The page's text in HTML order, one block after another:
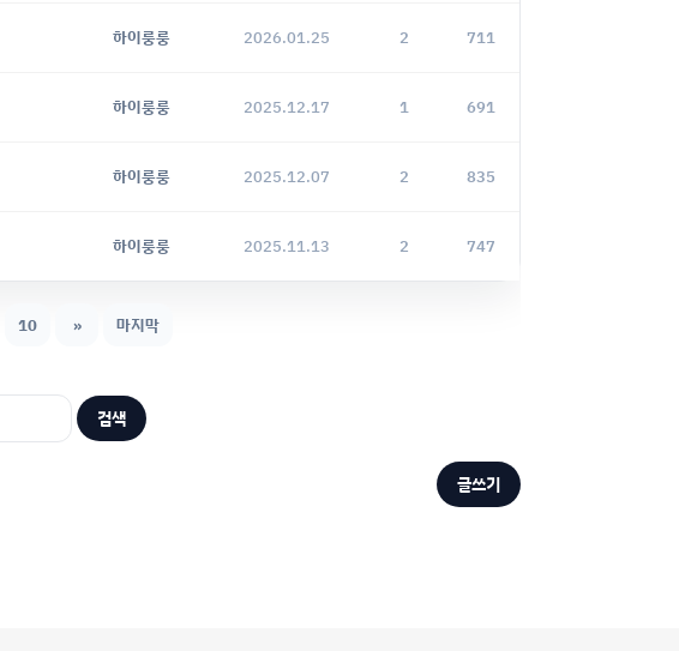
하이룽룽 2026.01.25 2 711
하이룽룽 2025.12.17 1 691
하이룽룽 2025.12.07 2 835
하이룽룽 2025.11.13 2 747
10 » 마지막
검색
글쓰기